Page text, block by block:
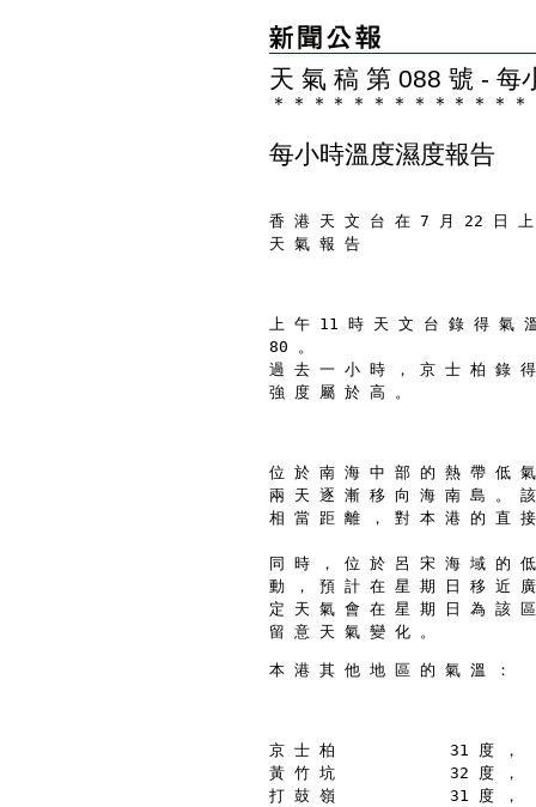
天 氣 稿 第 088 號 - 每
＊ ＊ ＊ ＊ ＊ ＊ ＊ ＊ ＊ ＊ ＊ ＊ ＊
每小時溫度濕度報告
香 港 天 文 台 在 7 月 22 日
天 氣 報 告
上 午 11 時 天 文 台 錄 得 氣
80 。
過 去 一 小 時 ， 京 士 柏 錄
強 度 屬 於 高 。
位 於 南 海 中 部 的 熱 帶 低
兩 天 逐 漸 移 向 海 南 島 。
相 當 距 離 ， 對 本 港 的 直
同 時 ， 位 於 呂 宋 海 域 的
動 ， 預 計 在 星 期 日 移 近
定 天 氣 會 在 星 期 日 為 該
留 意 天 氣 變 化 。
本 港 其 他 地 區 的 氣 溫 ：
京 士 柏            31 度 ，
黃 竹 坑            32 度 ，
打 鼓 嶺            31 度 ，